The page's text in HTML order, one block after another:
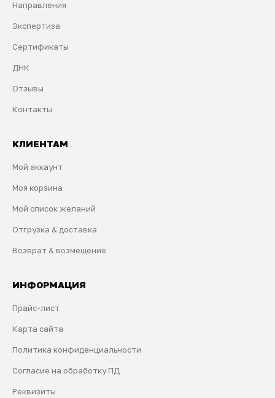
Направления
Экспертиза
Сертификаты
ДНК
Отзывы
Контакты
КЛИЕНТАМ
Мой аккаунт
Моя корзина
Мой список желаний
Отгрузка & доставка
Возврат & возмещение
ИНФОРМАЦИЯ
Прайс-лист
Карта сайта
Политика конфиденциальности
Согласие на обработку ПД
Реквизиты